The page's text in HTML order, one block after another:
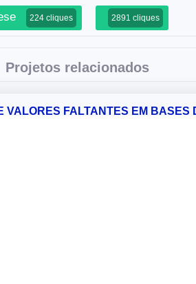
224 cliques 2891 cliques
Projetos relacionados
VALORES FALTANTES EM BASES